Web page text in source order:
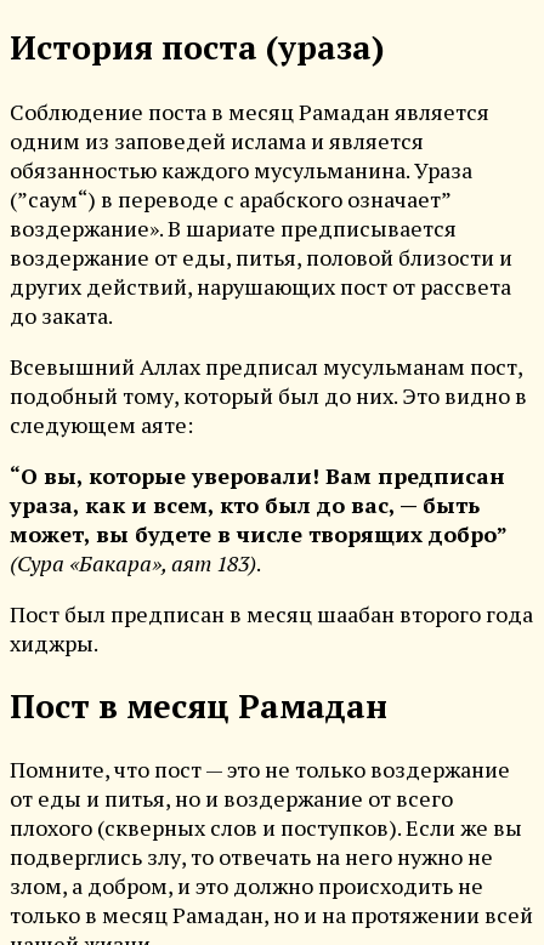
История поста (ураза)
Соблюдение поста в месяц Рамадан является
одним из заповедей ислама и является
обязанностью каждого мусульманина. Ураза
(”саум“) в переводе с арабского означает”
воздержание». В шариате предписывается
воздержание от еды, питья, половой близости и
других действий, нарушающих пост от рассвета
до заката.
Всевышний Аллах предписал мусульманам пост,
подобный тому, который был до них. Это видно в
следующем аяте:
“О вы, которые уверовали! Вам предписан
ураза, как и всем, кто был до вас, — быть
может, вы будете в числе творящих добро”
(Сура «Бакара», аят 183).
Пост был предписан в месяц шаабан второго года
хиджры.
Пост в месяц Рамадан
Помните, что пост — это не только воздержание
от еды и питья, но и воздержание от всего
плохого (скверных слов и поступков). Если же вы
подверглись злу, то отвечать на него нужно не
злом, а добром, и это должно происходить не
только в месяц Рамадан, но и на протяжении всей